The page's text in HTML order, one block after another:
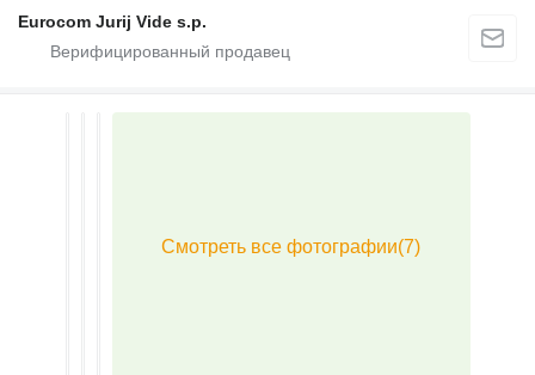
Eurocom Jurij Vide s.p.